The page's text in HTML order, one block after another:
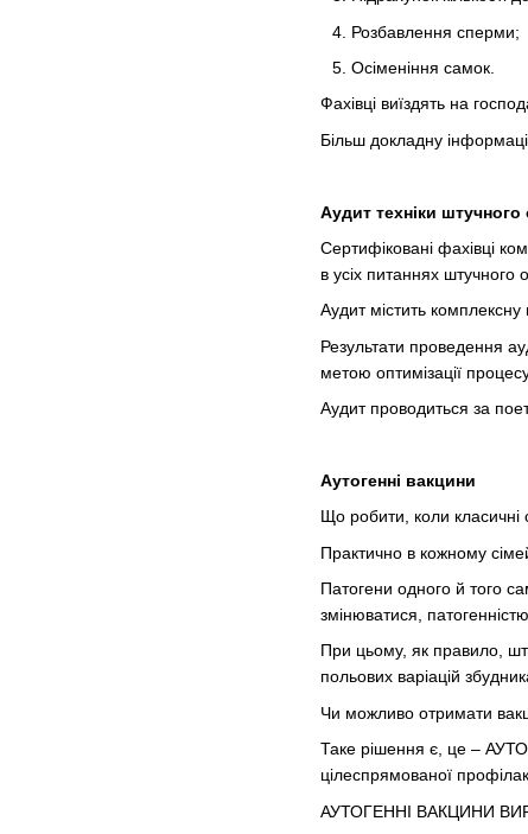
Розбавлення сперми;
Осіменіння самок.
Фахівці виїздять на
Більш докладну
Аудит техніки штучного
Сертифіковані фахівці
в усіх питаннях штучного
Аудит містить комплексну
Результати проведення
метою оптимізації
Аудит проводиться за
Аутогенні вакцини
Що робити, коли класичні
Практично в кожному
Патогени одного й того
змінюватися,
При цьому, як правило,
польових варіацій
Чи можливо отримати
Таке рішення є, це –
цілеспрямованої
АУТОГЕННІ ВАКЦИНИ